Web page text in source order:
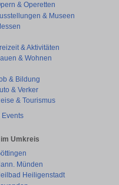
& Operetten
& Museen
& Aktivitäten
& Wohnen
& Bildung
& Verker
& Tourismus
Events
Umkreis
Münden
Heiligenstadt